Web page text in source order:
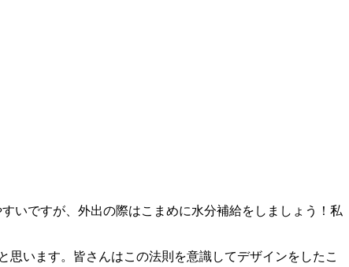
いですが、外出の際はこまめに水分補給をしましょう！私
います。皆さんはこの法則を意識してデザインをしたこ